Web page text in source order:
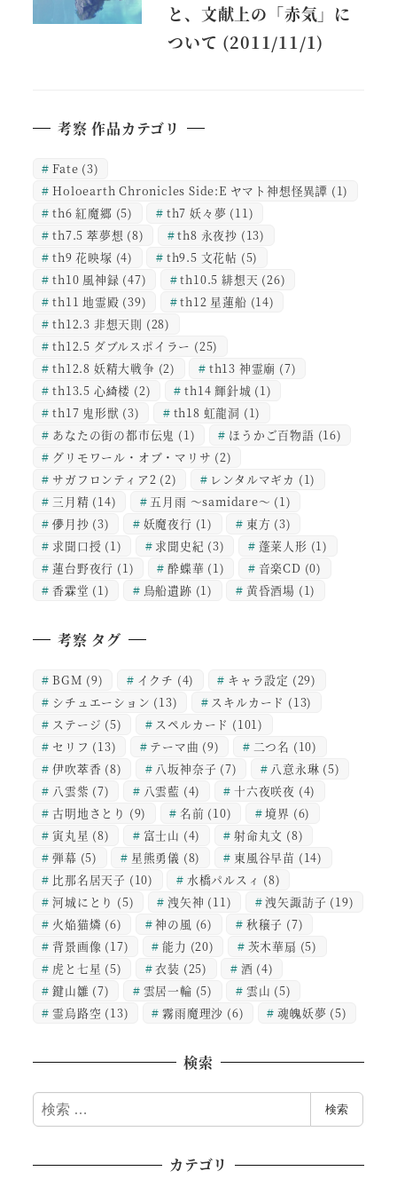
と、文献上の「赤気」に
ついて (2011/11/1)
考察 作品カテゴリ
Fate (3)
Holoearth Chronicles Side:E ヤマト神想怪異譚 (1)
th6 紅魔郷 (5) th7 妖々夢 (11)
th7.5 萃夢想 (8) th8 永夜抄 (13)
th9 花映塚 (4) th9.5 文花帖 (5)
th10 風神録 (47) th10.5 緋想天 (26)
th11 地霊殿 (39) th12 星蓮船 (14)
th12.3 非想天則 (28)
th12.5 ダブルスポイラー (25)
th12.8 妖精大戦争 (2) th13 神霊廟 (7)
th13.5 心綺楼 (2) th14 輝針城 (1)
th17 鬼形獣 (3) th18 虹龍洞 (1)
あなたの街の都市伝鬼 (1) ほうかご百物語 (16)
グリモワール・オブ・マリサ (2)
サガフロンティア2 (2) レンタルマギカ (1)
三月精 (14) 五月雨 ～samidare～ (1)
儚月抄 (3) 妖魔夜行 (1) 東方 (3)
求聞口授 (1) 求聞史紀 (3) 蓬莱人形 (1)
蓮台野夜行 (1) 酔蝶華 (1) 音楽CD (0)
香霖堂 (1) 鳥船遺跡 (1) 黄昏酒場 (1)
考察 タグ
BGM (9) イクチ (4) キャラ設定 (29)
シチュエーション (13) スキルカード (13)
ステージ (5) スペルカード (101)
セリフ (13) テーマ曲 (9) 二つ名 (10)
伊吹萃香 (8) 八坂神奈子 (7) 八意永琳 (5)
八雲紫 (7) 八雲藍 (4) 十六夜咲夜 (4)
古明地さとり (9) 名前 (10) 境界 (6)
寅丸星 (8) 富士山 (4) 射命丸文 (8)
弾幕 (5) 星熊勇儀 (8) 東風谷早苗 (14)
比那名居天子 (10) 水橋パルスィ (8)
河城にとり (5) 洩矢神 (11) 洩矢諏訪子 (19)
火焔猫燐 (6) 神の風 (6) 秋穣子 (7)
背景画像 (17) 能力 (20) 茨木華扇 (5)
虎と七星 (5) 衣装 (25) 酒 (4)
鍵山雛 (7) 雲居一輪 (5) 雲山 (5)
霊烏路空 (13) 霧雨魔理沙 (6) 魂魄妖夢 (5)
検索
検
索
検索
カテゴリ